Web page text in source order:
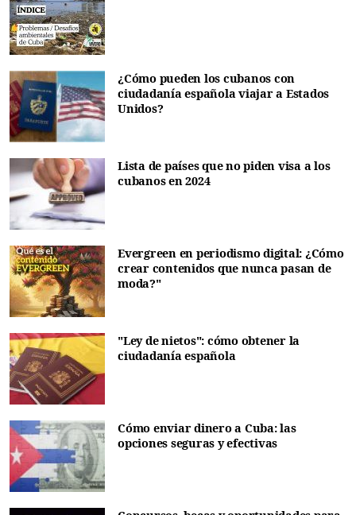
¿Cómo pueden los cubanos con
ciudadanía española viajar a Estados
Unidos?
Lista de países que no piden visa a los
cubanos en 2024
Evergreen en periodismo digital: ¿Cómo
crear contenidos que nunca pasan de
moda?"
"Ley de nietos": cómo obtener la
ciudadanía española
Cómo enviar dinero a Cuba: las
opciones seguras y efectivas